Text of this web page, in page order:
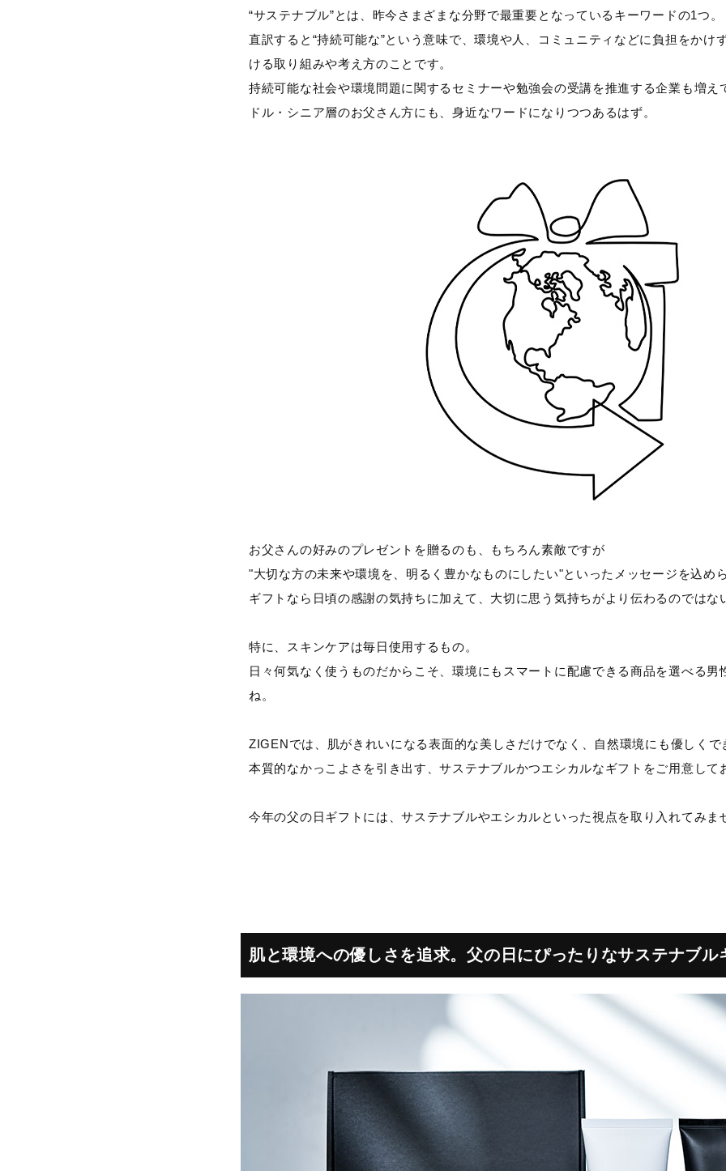
“サステナブル”とは、昨今さまざまな分野で最重要となっているキーワードの1つ。
直訳すると“持続可能な”という意味で、環境や人、コミュニティなどに負担をかけ
ける取り組みや考え方のことです。
持続可能な社会や環境問題に関するセミナーや勉強会の受講を推進する企業も増え
ドル・シニア層のお父さん方にも、身近なワードになりつつあるはず。
お父さんの好みのプレゼントを贈るのも、もちろん素敵ですが
"大切な方の未来や環境を、明るく豊かなものにしたい"といったメッセージを込め
ギフトなら日頃の感謝の気持ちに加えて、大切に思う気持ちがより伝わるのではな
特に、スキンケアは毎日使用するもの。
日々何気なく使うものだからこそ、環境にもスマートに配慮できる商品を選べる男
ね。
ZIGENでは、肌がきれいになる表面的な美しさだけでなく、自然環境にも優しくで
本質的なかっこよさを引き出す、サステナブルかつエシカルなギフトをご用意して
今年の父の日ギフトには、サステナブルやエシカルといった視点を取り入れてみま
肌と環境への優しさを追求。父の日にぴったりなサステナブル